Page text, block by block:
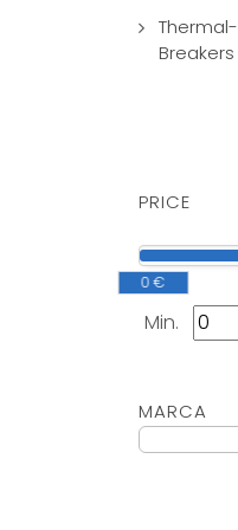
Breakers
PRICE
0 €
Min.
MARCA